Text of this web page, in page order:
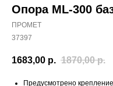
Опора ML-300
ПРОМЕТ
37397
1683,00 р. 1870,00 р.
Предусмотрено